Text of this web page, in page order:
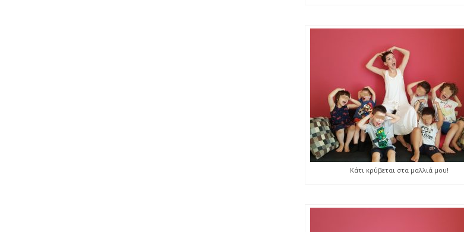
Κάτι κρύβεται στα μαλλιά μου!